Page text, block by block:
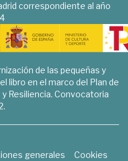
correspondiente al año
de las pequeñas y
libro en el marco del Plan de
Resiliencia. Convocatoria
generales
Cookies